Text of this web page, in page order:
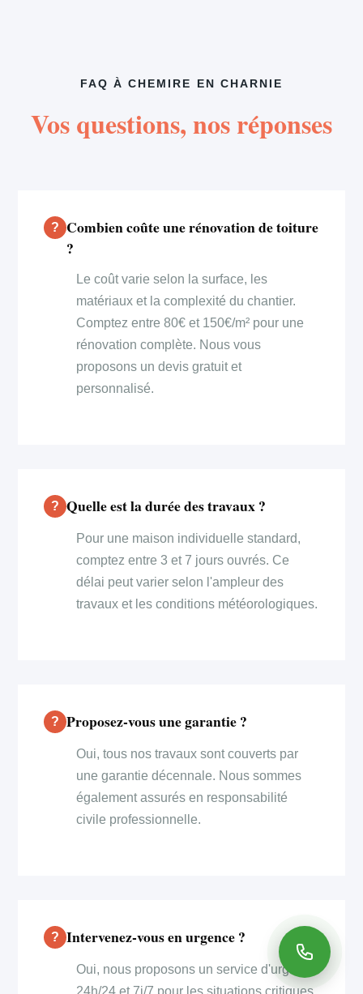
FAQ À CHEMIRE EN CHARNIE
Vos questions, nos réponses
Combien coûte une rénovation de toiture
?
Le coût varie selon la surface, les
matériaux et la complexité du chantier.
Comptez entre 80€ et 150€/m² pour une
rénovation complète. Nous vous
proposons un devis gratuit et
personnalisé.
Quelle est la durée des travaux ?
Pour une maison individuelle standard,
comptez entre 3 et 7 jours ouvrés. Ce
délai peut varier selon l'ampleur des
travaux et les conditions météorologiques.
Proposez-vous une garantie ?
Oui, tous nos travaux sont couverts par
une garantie décennale. Nous sommes
également assurés en responsabilité
civile professionnelle.
Intervenez-vous en urgence ?
Oui, nous proposons un service d'urgence
24h/24 et 7j/7 pour les situations critiques